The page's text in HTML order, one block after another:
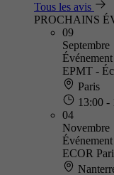
Tous les avis
PROCHAINS
09
Septembre
Événement
EPMT -
Paris
13:00 -
04
Novembre
Événement
ECOR